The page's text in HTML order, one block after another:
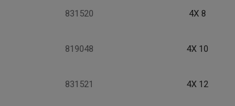
831520 4X 8
819048 4X 10
831521 4X 12